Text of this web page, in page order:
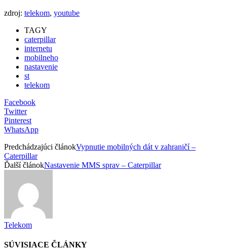
zdroj: telekom, youtube
TAGY
caterpillar
internetu
mobilneho
nastavenie
st
telekom
Facebook
Twitter
Pinterest
WhatsApp
Predchádzajúci článokVypnutie mobilných dát v zahraničí –
Caterpillar
Ďalší článokNastavenie MMS sprav – Caterpillar
Telekom
SÚVISIACE ČLÁNKY